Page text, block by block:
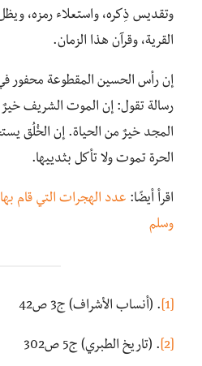
وتقديس ذِكره، واستعلاء رمزه،
القرية، وقرآن هذا الزمان.
إن رأس الحسين المقطوعة محفور
رسالة تقول: إن الموت الشريف خيرٌ
المجد خيرٌ من الحياة. إن الخُلُق
الحرة تموت ولا تأكل بثدييها.
اقرأ أيضًا: عدد الهجرات التي قام
وسلم
[1] . (أنساب الأشراف) ج3 ص42
[2] . (تاريخ الطبري) ج5 ص302